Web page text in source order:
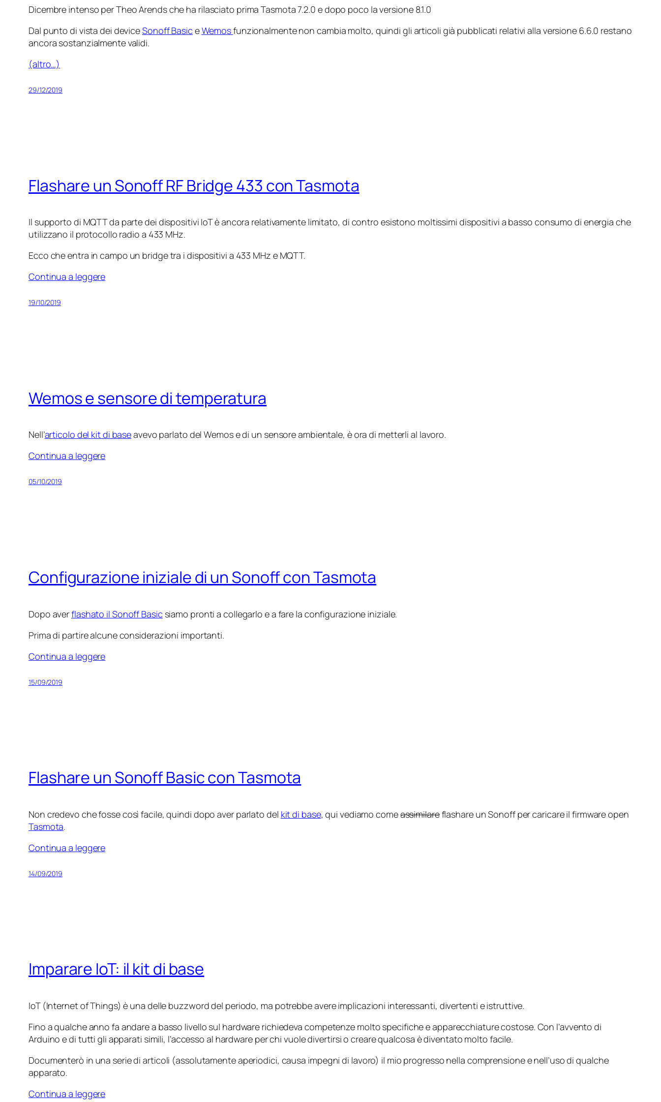
Dicembre intenso per Theo Arends che ha rilasciato prima Tasmota 7.2.0 e dopo poco la versione 8.1.0
Dal punto di vista dei deviceSonoff Basic eWemosfunzionalmente non cambia molto, quindi gli articoli già pubblicati relativi alla versione 6.6.0 restano
ancora sostanzialmente validi.
(altro…)
29/12/2019
Flashare un Sonoff RF Bridge 433 con Tasmota
Il supporto di MQTT da parte dei dispositivi IoT è ancora relativamente limitato, di contro esistono moltissimi dispositivi a basso consumo di energia che
utilizzano il protocollo radio a 433 MHz.
Ecco che entra in campo un bridge tra i dispositivi a 433 MHz e MQTT.
Continua a leggere
19/10/2019
Wemos e sensore di temperatura
Nell’articolo del kit di baseavevo parlato del Wemos e di un sensore ambientale, è ora di metterli al lavoro.
Continua a leggere
05/10/2019
Configurazione iniziale di un Sonoff con Tasmota
Dopo averflashato il Sonoff Basic siamo pronti a collegarlo e a fare la configurazione iniziale.
Prima di partire alcune considerazioni importanti.
Continua a leggere
15/09/2019
Flashare un Sonoff Basic con Tasmota
Non credevo che fosse così facile, quindi dopo aver parlato del kit di base, qui vediamo comeassimilareflashare un Sonoff per caricare il firmware open
Tasmota.
Continua a leggere
14/09/2019
Imparare IoT: il kit di base
IoT (Internet of Things) è una delle buzzword del periodo, ma potrebbe avere implicazioni interessanti, divertenti e istruttive.
Fino a qualche anno fa andare a basso livello sul hardware richiedeva competenze molto specifiche e apparecchiature costose. Con l’avvento di
Arduino e di tutti gli apparati simili, l’accesso al hardware per chi vuole divertirsi o creare qualcosa è diventato molto facile.
Documenterò in una serie di articoli (assolutamente aperiodici, causa impegni di lavoro) il mio progresso nella comprensione e nell’uso di qualche
apparato.
Continua a leggere